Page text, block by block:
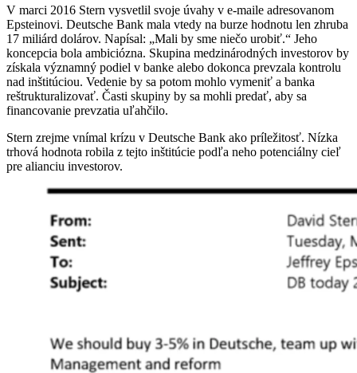
V marci 2016 Stern vysvetlil svoje úvahy v e-maile adresovanom
Epsteinovi. Deutsche Bank mala vtedy na burze hodnotu len zhruba
17 miliárd dolárov. Napísal: „Mali by sme niečo urobiť.“ Jeho
koncepcia bola ambiciózna. Skupina medzinárodných investorov by
získala významný podiel v banke alebo dokonca prevzala kontrolu
nad inštitúciou. Vedenie by sa potom mohlo vymeniť a banka
reštrukturalizovať. Časti skupiny by sa mohli predať, aby sa
financovanie prevzatia uľahčilo.
Stern zrejme vnímal krízu v Deutsche Bank ako príležitosť. Nízka
trhová hodnota robila z tejto inštitúcie podľa neho potenciálny cieľ
pre alianciu investorov.